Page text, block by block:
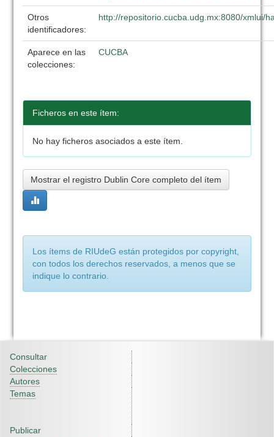
Otros
identificadores:
http://repositorio.cucba.udg.mx:8080/xmlui/
Aparece en las
colecciones:
CUCBA
Ficheros en este ítem:
No hay ficheros asociados a este ítem.
Mostrar el registro Dublin Core completo del ítem
Los ítems de RIUdeG están protegidos por copyright,
con todos los derechos reservados, a menos que se
indique lo contrario.
Consultar
Colecciones
Autores
Temas
Publicar